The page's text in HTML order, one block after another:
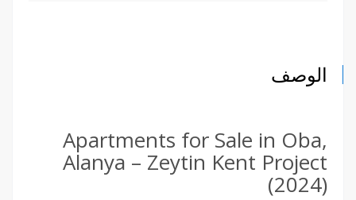
الوصف
Apartments for Sale in Oba,
Alanya – Zeytin Kent Project
(2024)